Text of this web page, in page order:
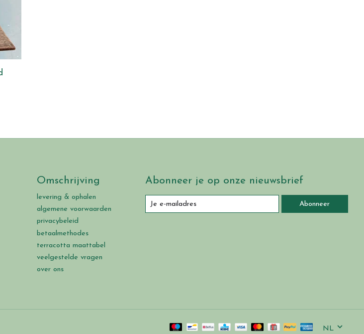
Omschrijving
levering & ophalen
algemene voorwaarden
privacybeleid
betaalmethodes
terracotta maattabel
veelgestelde vragen
over ons
Abonneer je op onze nieuwsbrief
Abonneer
NL